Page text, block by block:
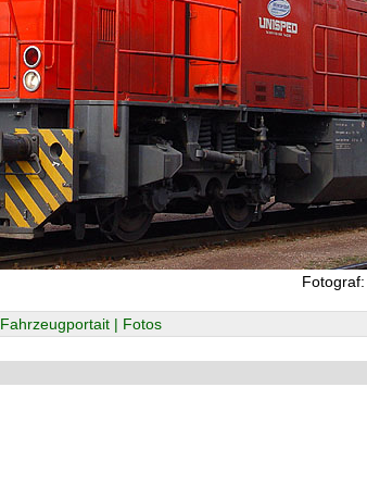
Fotograf:
Fahrzeugportait | Fotos